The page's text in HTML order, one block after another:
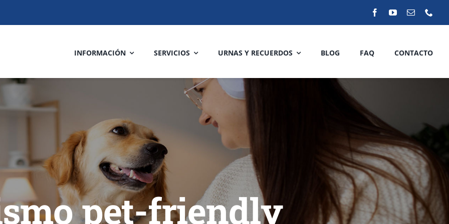
INFORMACIÓN SERVICIOS URNAS Y RECUERDOS BLOG FAQ CONTACTO
pet-friendly